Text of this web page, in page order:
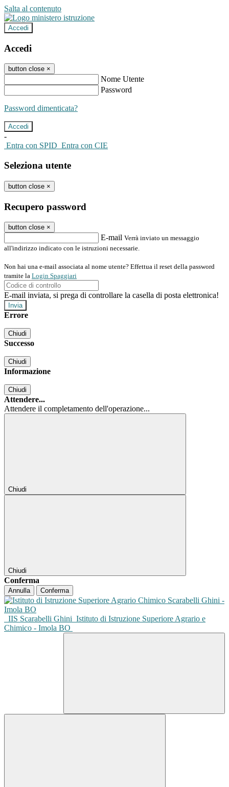
Salta al contenuto
Accedi
Accedi
button close ×
Nome Utente
Password
Password dimenticata?
-
Entra con SPID Entra con CIE
Seleziona utente
button close ×
Recupero password
button close ×
E-mail Verrà inviato un messaggio
all'indirizzo indicato con le istruzioni necessarie.
Non hai una e-mail associata al nome utente? Effettua il reset della password
tramite la Login Spaggiari
E-mail inviata, si prega di controllare la casella di posta elettronica!
Errore
Chiudi
Successo
Chiudi
Informazione
Chiudi
Attendere...
Attendere il completamento dell'operazione...
Chiudi
Chiudi
Conferma
Annulla Conferma
IIS Scarabelli Ghini Istituto di Istruzione Superiore Agrario e
Chimico - Imola BO